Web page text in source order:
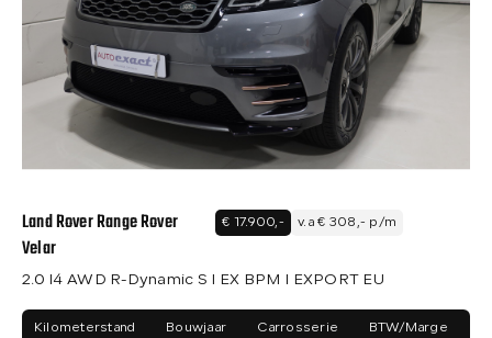
Land Rover Range Rover
Velar
€ 17.900,- v.a € 308,- p/m
2.0 I4 AWD R-Dynamic S I EX BPM I EXPORT EU
Kilometerstand Bouwjaar Carrosserie BTW/Marge